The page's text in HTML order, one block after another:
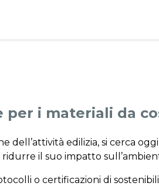
per i materiali da
dell’attività edilizia, si cerca
il suo impatto
o certificazioni di